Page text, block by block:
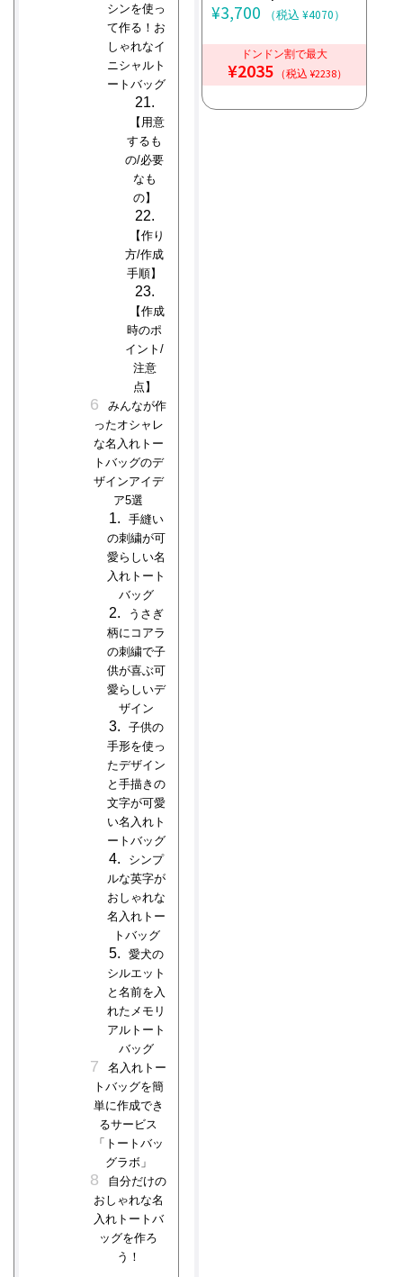
シンを使っ
て作る！お
しゃれなイ
ニシャルト
ートバッグ
【用意
するも
の/必要
なも
の】
【作り
方/作成
手順】
【作成
時のポ
イント/
注意
点】
みんなが作
ったオシャレ
な名入れトー
トバッグのデ
ザインアイデ
ア5選
手縫い
の刺繍が可
愛らしい名
入れトート
バッグ
うさぎ
柄にコアラ
の刺繍で子
供が喜ぶ可
愛らしいデ
ザイン
子供の
手形を使っ
たデザイン
と手描きの
文字が可愛
い名入れト
ートバッグ
シンプ
ルな英字が
おしゃれな
名入れトー
トバッグ
愛犬の
シルエット
と名前を入
れたメモリ
アルトート
バッグ
名入れトー
トバッグを簡
単に作成でき
るサービス
「トートバッ
グラボ」
自分だけの
おしゃれな名
入れトートバ
ッグを作ろ
う！
¥3,700 （税込 ¥4070）
ドンドン割で最大
¥2035 （税込 ¥2238）